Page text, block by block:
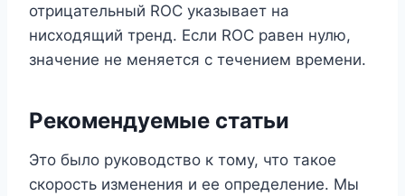
отрицательный ROC указывает на
нисходящий тренд. Если ROC равен нулю,
значение не меняется с течением времени.
Рекомендуемые статьи
Это было руководство к тому, что такое
скорость изменения и ее определение. Мы